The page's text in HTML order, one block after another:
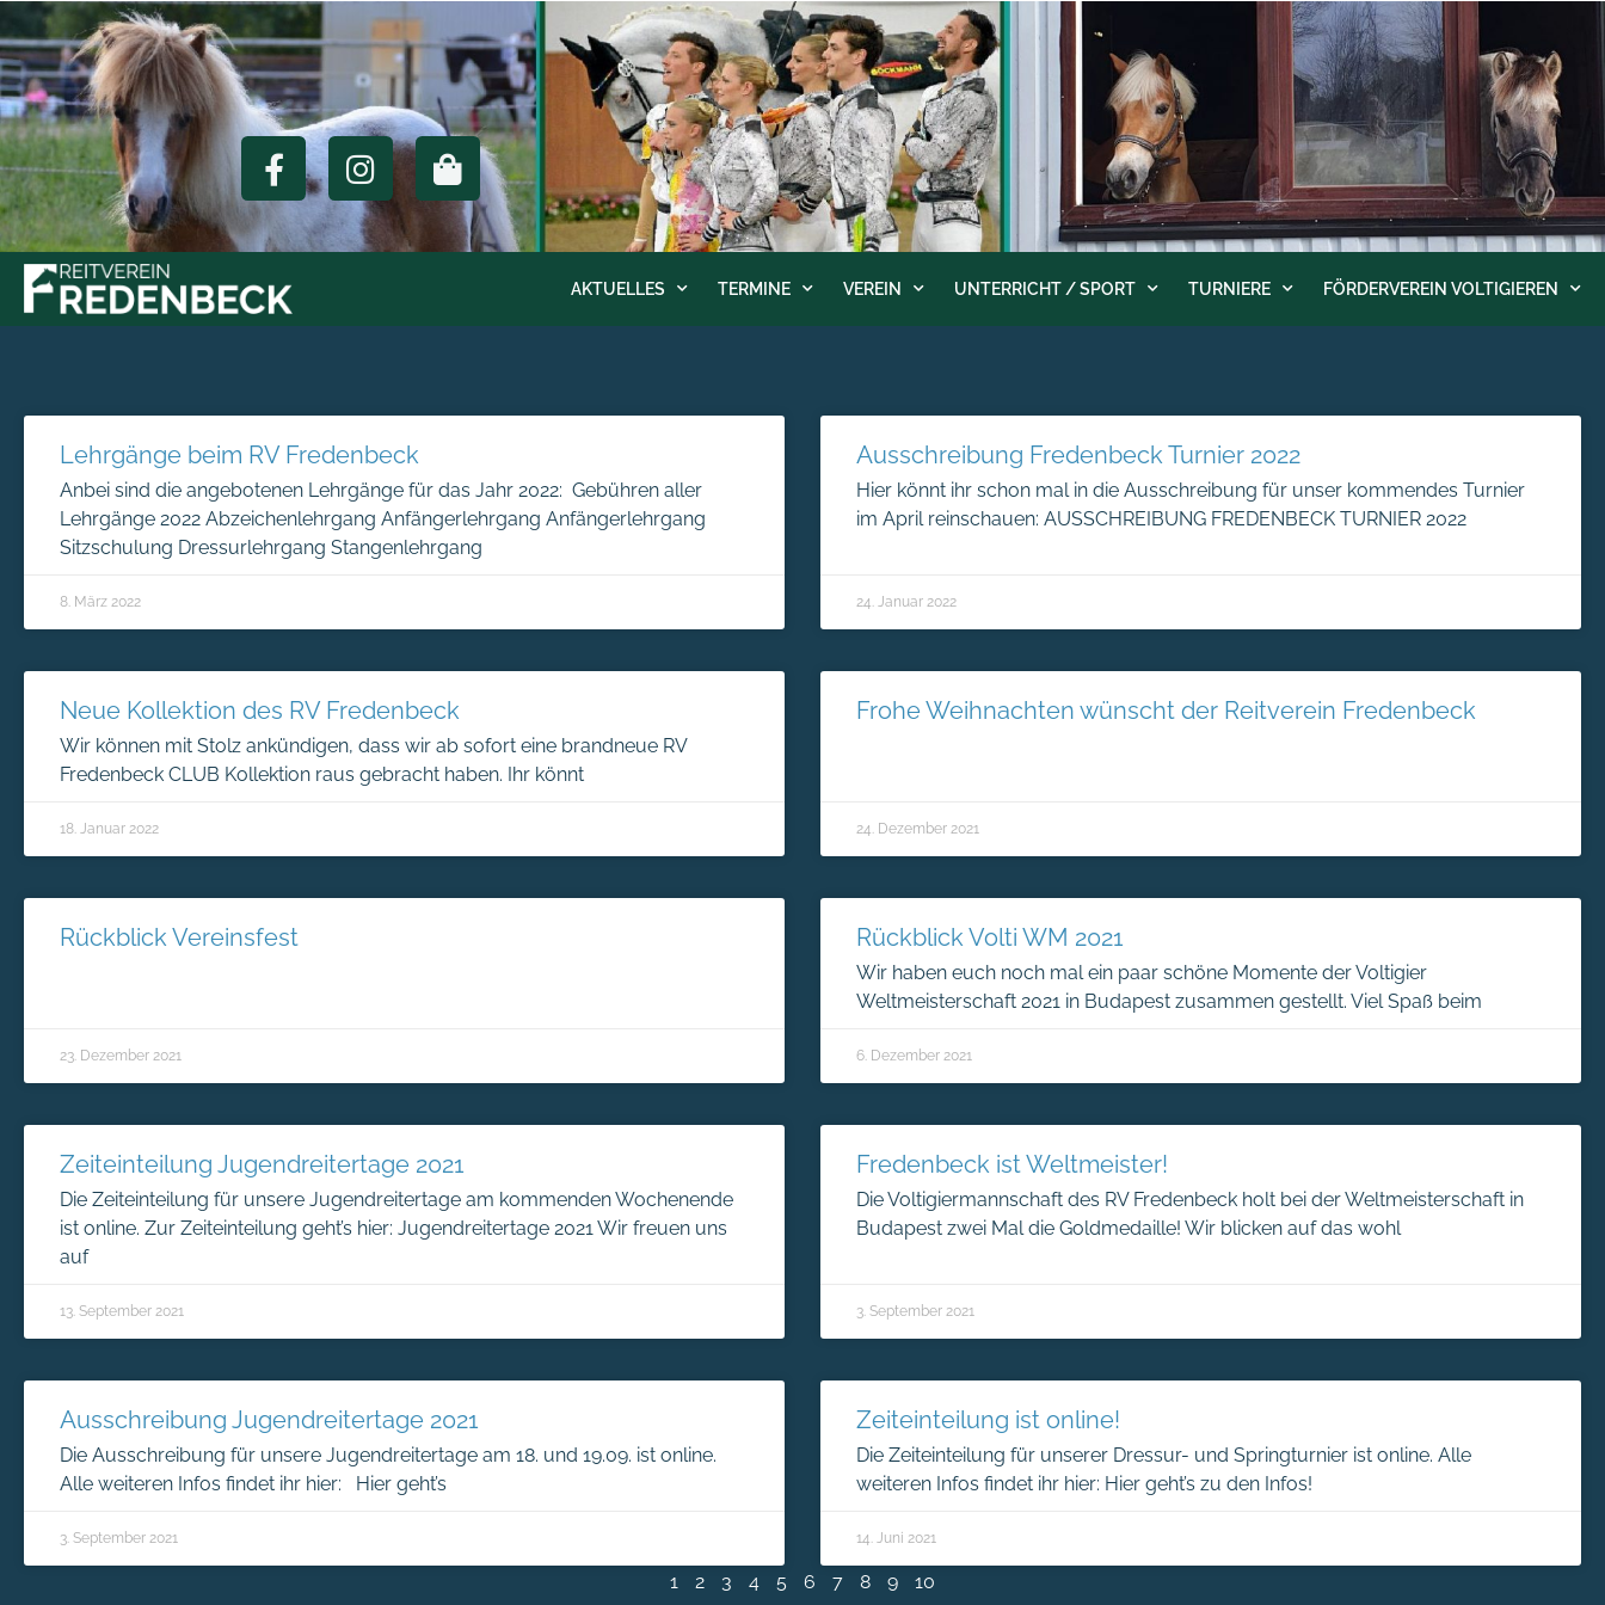
AKTUELLES TERMINE VEREIN UNTERRICHT / SPORT TURNIERE FÖRDERVEREIN VOLTIGIEREN
Lehrgänge beim RV Fredenbeck
Anbei sind die angebotenen Lehrgänge für das Jahr 2022: Gebühren aller
Lehrgänge 2022 Abzeichenlehrgang Anfängerlehrgang Anfängerlehrgang
Sitzschulung Dressurlehrgang Stangenlehrgang
8. März 2022
Ausschreibung Fredenbeck Turnier 2022
Hier könnt ihr schon mal in die Ausschreibung für unser kommendes Turnier
im April reinschauen: AUSSCHREIBUNG FREDENBECK TURNIER 2022
24. Januar 2022
Neue Kollektion des RV Fredenbeck
Wir können mit Stolz ankündigen, dass wir ab sofort eine brandneue RV
Fredenbeck CLUB Kollektion raus gebracht haben. Ihr könnt
18. Januar 2022
Frohe Weihnachten wünscht der Reitverein Fredenbeck
24. Dezember 2021
Rückblick Vereinsfest
23. Dezember 2021
Rückblick Volti WM 2021
Wir haben euch noch mal ein paar schöne Momente der Voltigier
Weltmeisterschaft 2021 in Budapest zusammen gestellt. Viel Spaß beim
6. Dezember 2021
Zeiteinteilung Jugendreitertage 2021
Die Zeiteinteilung für unsere Jugendreitertage am kommenden Wochenende
ist online. Zur Zeiteinteilung geht’s hier: Jugendreitertage 2021 Wir freuen uns
auf
13. September 2021
Fredenbeck ist Weltmeister!
Die Voltigiermannschaft des RV Fredenbeck holt bei der Weltmeisterschaft in
Budapest zwei Mal die Goldmedaille! Wir blicken auf das wohl
3. September 2021
Ausschreibung Jugendreitertage 2021
Die Ausschreibung für unsere Jugendreitertage am 18. und 19.09. ist online.
Alle weiteren Infos findet ihr hier: Hier geht’s
3. September 2021
Zeiteinteilung ist online!
Die Zeiteinteilung für unserer Dressur- und Springturnier ist online. Alle
weiteren Infos findet ihr hier: Hier geht’s zu den Infos!
14. Juni 2021
1 2 3 4 5 6 7 8 9 10